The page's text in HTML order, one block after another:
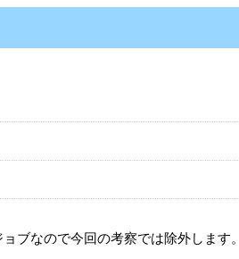
ブなので今回の考察では除外します。